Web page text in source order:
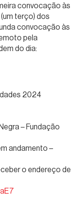
convocação às
terço) dos
convocação às
pela
do dia:
2024
– Fundação
andamento –
o endereço de